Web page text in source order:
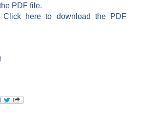
PDF file.
Click here to download the PDF